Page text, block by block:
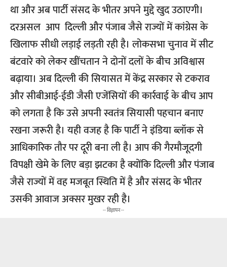
था और अब पार्टी संसद के भीतर अपने मुद्दे खुद उठाएगी।
दरअसल आप दिल्ली और पंजाब जैसे राज्यों में कांग्रेस के
खिलाफ सीधी लड़ाई लड़ती रही है। लोकसभा चुनाव में सीट
बंटवारे को लेकर खींचतान ने दोनों दलों के बीच अविश्वास
बढ़ाया। अब दिल्ली की सियासत में केंद्र सरकार से टकराव
और सीबीआई-ईडी जैसी एजेंसियों की कार्रवाई के बीच आप
को लगता है कि उसे अपनी स्वतंत्र सियासी पहचान बनाए
रखना जरूरी है। यही वजह है कि पार्टी ने इंडिया ब्लॉक से
आधिकारिक तौर पर दूरी बना ली है। आप की गैरमौजूदगी
विपक्षी खेमे के लिए बड़ा झटका है क्योंकि दिल्ली और पंजाब
जैसे राज्यों में वह मजबूत स्थिति में है और संसद के भीतर
उसकी आवाज अक्सर मुखर रही है।
-- विज्ञापन --